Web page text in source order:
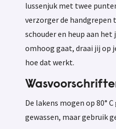
lussenjuk met twee
verzorger de handgrepen
schouder en heup aan het
omhoog gaat, draai jij op
hoe dat werkt.
De lakens mogen op 80°
gewassen, maar gebruik